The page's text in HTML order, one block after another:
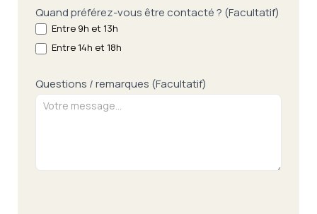
Quand préférez-vous être contacté ? (Facultatif)
Entre 9h et 13h
Entre 14h et 18h
Questions / remarques (Facultatif)